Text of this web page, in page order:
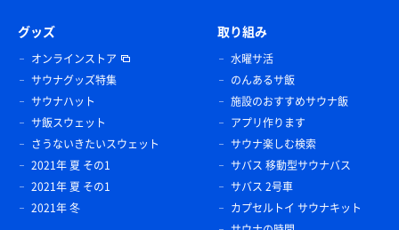
グッズ
オンラインストア
サウナグッズ特集
サウナハット
サ飯スウェット
さうないきたいスウェット
2021年 夏 その1
2021年 夏 その1
2021年 冬
取り組み
水曜サ活
のんあるサ飯
施設のおすすめサウナ飯
アプリ作ります
サウナ楽しむ検索
サバス 移動型サウナバス
サバス 2号車
カプセルトイ サウナキット